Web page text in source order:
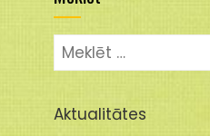
Meklēt:
Aktualitātes